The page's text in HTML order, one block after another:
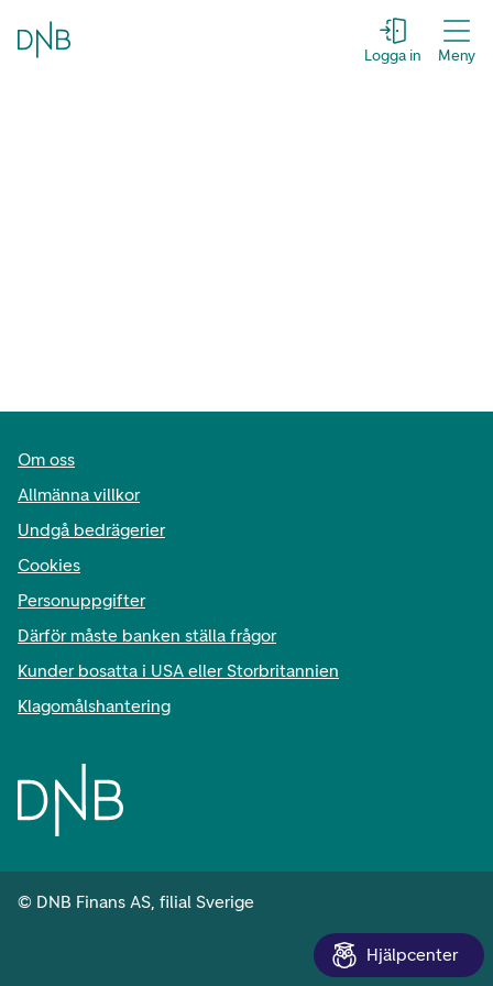
Logga in Meny
Hjälpcenter
Om oss
Allmänna villkor
Undgå bedrägerier
Cookies
Personuppgifter
Därför måste banken ställa frågor
Kunder bosatta i USA eller Storbritannien
Klagomålshantering
© DNB Finans AS, filial Sverige